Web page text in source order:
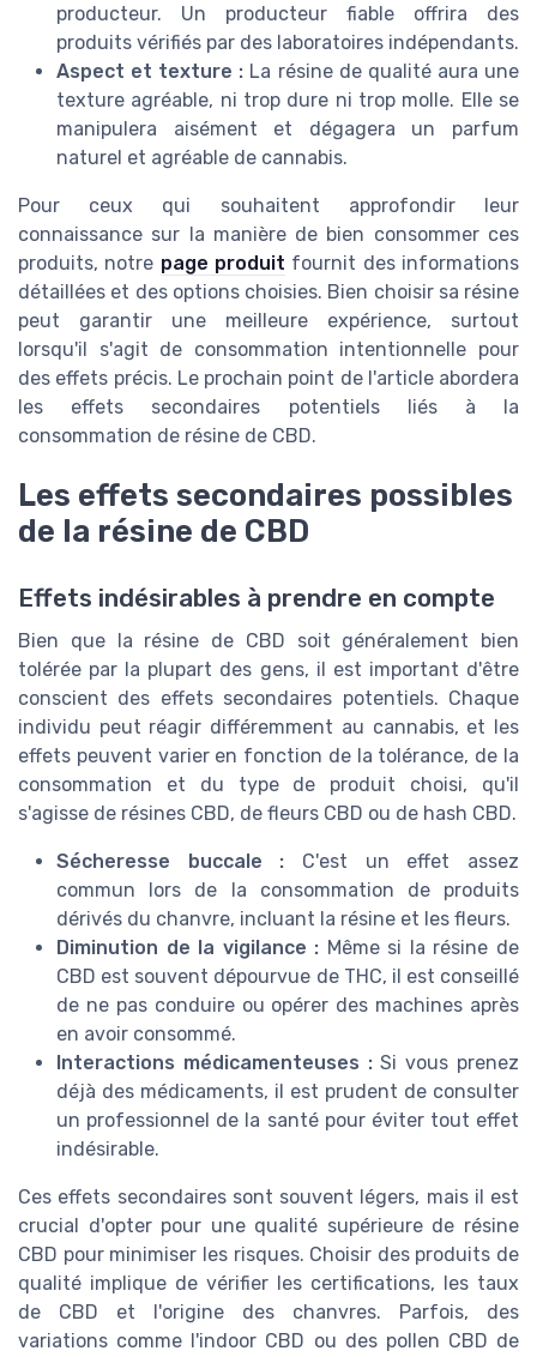
producteur. Un producteur fiable offrira des
produits vérifiés par des laboratoires indépendants.
Aspect et texture : La résine de qualité aura une
texture agréable, ni trop dure ni trop molle. Elle se
manipulera aisément et dégagera un parfum
naturel et agréable de cannabis.
Pour ceux qui souhaitent approfondir leur
connaissance sur la manière de bien consommer ces
produits, notre page produit fournit des informations
détaillées et des options choisies. Bien choisir sa résine
peut garantir une meilleure expérience, surtout
lorsqu'il s'agit de consommation intentionnelle pour
des effets précis. Le prochain point de l'article abordera
les effets secondaires potentiels liés à la
consommation de résine de CBD.
Les effets secondaires possibles
de la résine de CBD
Effets indésirables à prendre en compte
Bien que la résine de CBD soit généralement bien
tolérée par la plupart des gens, il est important d'être
conscient des effets secondaires potentiels. Chaque
individu peut réagir différemment au cannabis, et les
effets peuvent varier en fonction de la tolérance, de la
consommation et du type de produit choisi, qu'il
s'agisse de résines CBD, de fleurs CBD ou de hash CBD.
Sécheresse buccale : C'est un effet assez
commun lors de la consommation de produits
dérivés du chanvre, incluant la résine et les fleurs.
Diminution de la vigilance : Même si la résine de
CBD est souvent dépourvue de THC, il est conseillé
de ne pas conduire ou opérer des machines après
en avoir consommé.
Interactions médicamenteuses :Si vous prenez
déjà des médicaments, il est prudent de consulter
un professionnel de la santé pour éviter tout effet
indésirable.
Ces effets secondaires sont souvent légers, mais il est
crucial d'opter pour une qualité supérieure de résine
CBD pour minimiser les risques. Choisir des produits de
qualité implique de vérifier les certifications, les taux
de CBD et l'origine des chanvres. Parfois, des
variations comme l'indoor CBD ou des pollen CBD de